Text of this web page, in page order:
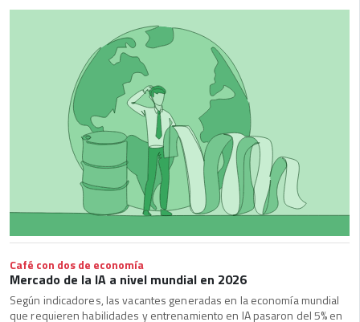
Café con dos de economía
Mercado de la IA a nivel mundial en 2026
Según indicadores, las vacantes generadas en la economía mundial
que requieren habilidades y entrenamiento en IA pasaron del 5% en